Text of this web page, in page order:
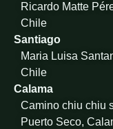
Ricardo Matte
Chile
Santiago
Maria Luisa
Chile
Calama
Camino chiu chiu
Puerto Seco,